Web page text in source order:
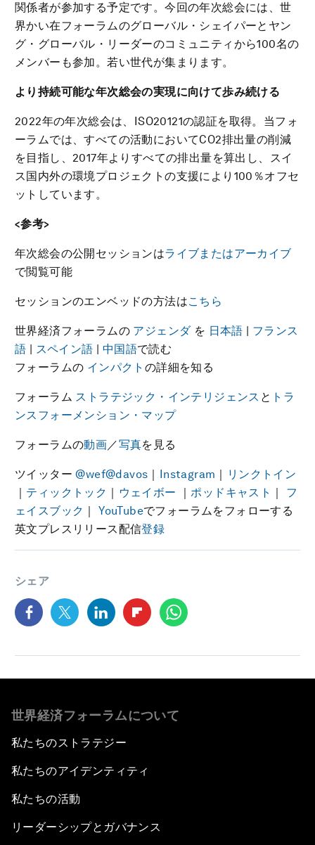
関係者が参加する予定です。今回の年次総会には、世
界かい在フォーラムのグローバル・シェイパーとヤン
グ・グローバル・リーダーのコミュニティから100名の
メンバーも参加。若い世代が集まります。
より持続可能な年次総会の実現に向けて歩み続ける
2022年の年次総会は、ISO20121の認証を取得。当フォ
ーラムでは、すべての活動においてCO2排出量の削減
を目指し、2017年よりすべての排出量を算出し、スイ
ス国内外の環境プロジェクトの支援により100％オフセ
ットしています。
<参考>
年次総会の公開セッションはライブまたはアーカイブ
で閲覧可能
セッションのエンベッドの方法はこちら
世界経済フォーラムの アジェンダを 日本語 | フランス
語 | スペイン語 | 中国語で読む
フォーラムの インパクト の詳細を知る
フォーラム ストラテジック・インテリジェンス と トラ
ンスフォーメンション・マップ
フォーラムの動画／写真を見る
ツイッター@wef@davos ｜ Instagram ｜ リンクトイン
｜ ティックトック ｜ ウェイボー ｜ポッドキャスト ｜ フ
ェイスブック ｜YouTubeでフォーラムをフォローする
英文プレスリリース配信登録
シェア
世界経済フォーラムについて
私たちのストラテジー
私たちのアイデンティティ
私たちの活動
リーダーシップとガバナンス